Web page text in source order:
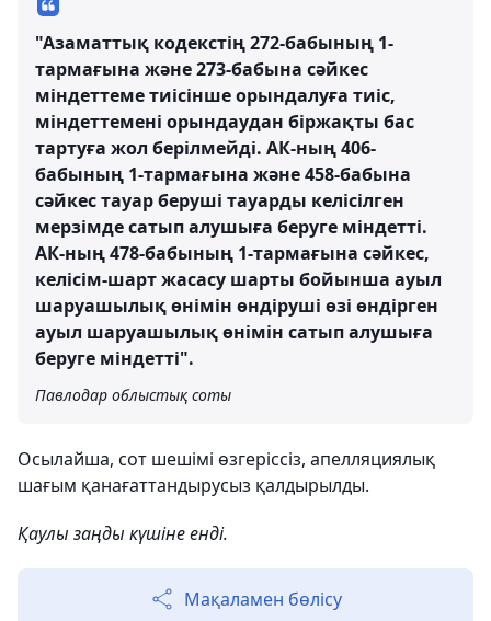
"Азаматтық кодекстің 272-бабының 1-
тармағына және 273-бабына сәйкес
міндеттеме тиісінше орындалуға тиіс,
мiндеттеменi орындаудан бiржақты бас
тартуға жол берiлмейдi. АК-ның 406-
бабының 1-тармағына және 458-бабына
сәйкес тауар беруші тауарды келісілген
мерзімде сатып алушыға беруге міндетті.
АК-ның 478-бабының 1-тармағына сәйкес,
келiсiм-шарт жасасу шарты бойынша ауыл
шаруашылық өнiмiн өндiрушi өзi өндiрген
ауыл шаруашылық өнiмiн сатып алушыға
беруге міндетті".
Павлодар облыстық соты
Осылайша, сот шешімі өзгеріссіз, апелляциялық
шағым қанағаттандырусыз қалдырылды.
Қаулы заңды күшіне енді.
Мақаламен бөлісу